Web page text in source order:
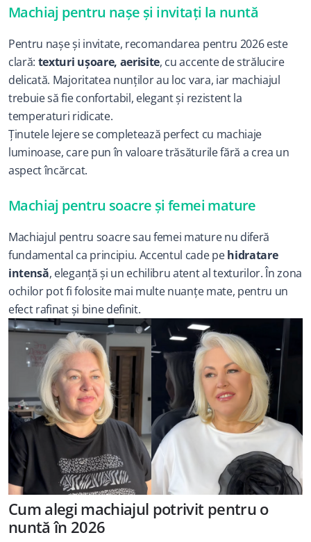
Machiaj pentru nașe și invitați la nuntă
Pentru nașe și invitate, recomandarea pentru 2026 este
clară: texturi ușoare, aerisite, cu accente de strălucire
delicată. Majoritatea nunților au loc vara, iar machiajul
trebuie să fie confortabil, elegant și rezistent la
temperaturi ridicate.
Ținutele lejere se completează perfect cu machiaje
luminoase, care pun în valoare trăsăturile fără a crea un
aspect încărcat.
Machiaj pentru soacre și femei mature
Machiajul pentru soacre sau femei mature nu diferă
fundamental ca principiu. Accentul cade pe hidratare
intensă, eleganță și un echilibru atent al texturilor. În zona
ochilor pot fi folosite mai multe nuanțe mate, pentru un
efect rafinat și bine definit.
Cum alegi machiajul potrivit pentru o
nuntă în 2026